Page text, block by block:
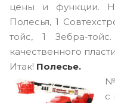
цены и функции.
Полесья, 1
тойс, 1 Зебра-
качественного
Итак! Полесье.
с